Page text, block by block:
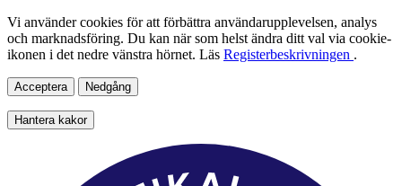
Vi använder cookies för att förbättra användarupplevelsen, analys
och marknadsföring. Du kan när som helst ändra ditt val via cookie-
ikonen i det nedre vänstra hörnet. Läs Registerbeskrivningen .
Acceptera Nedgång
Hantera kakor